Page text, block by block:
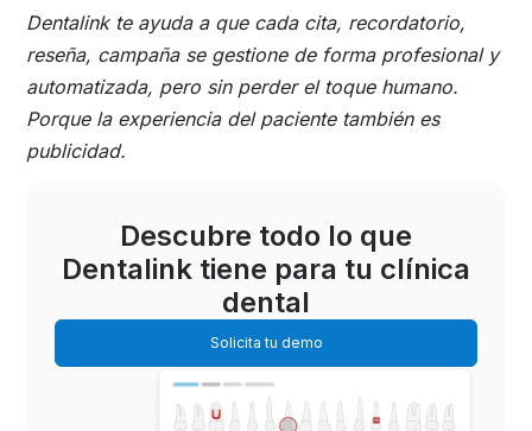
Dentalink te ayuda a que cada cita, recordatorio,
reseña, campaña se gestione de forma profesional y
automatizada, pero sin perder el toque humano.
Porque la experiencia del paciente también es
publicidad.
Descubre todo lo que
Dentalink tiene para tu clínica
dental
Solicita tu demo